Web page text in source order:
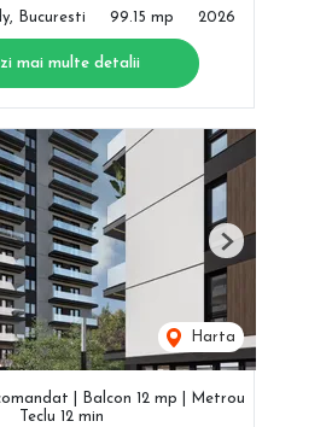
Bucuresti 99.15 mp 2026
mai multe detalii
Harta
Next
| Balcon 12 mp | Metrou
Teclu 12 min